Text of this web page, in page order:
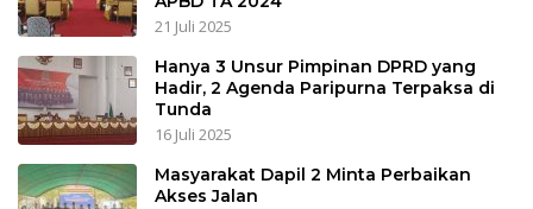
21 Juli 2025
Hanya 3 Unsur Pimpinan DPRD yang
Hadir, 2 Agenda Paripurna Terpaksa di
Tunda
16 Juli 2025
Masyarakat Dapil 2 Minta Perbaikan
Akses Jalan